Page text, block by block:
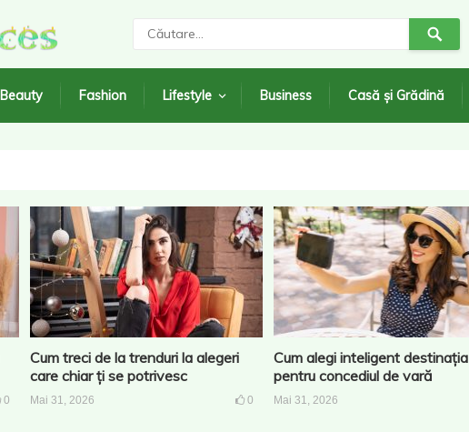
Beauty Fashion Lifestyle Business Casă și Grădină
0
Cum treci de la trenduri la alegeri
care chiar ți se potrivesc
Mai 31, 2026 0
Cum alegi inteligent destinația
pentru concediul de vară
Mai 31, 2026